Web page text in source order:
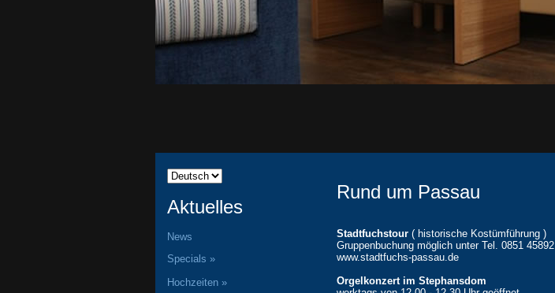
Aktuelles
News
Specials »
Hochzeiten »
Rund um Passau
Stadtfuchstour ( historische Kostümführung )
Gruppenbuchung möglich unter Tel. 0851 45892
www.stadtfuchs-passau.de
Orgelkonzert im Stephansdom